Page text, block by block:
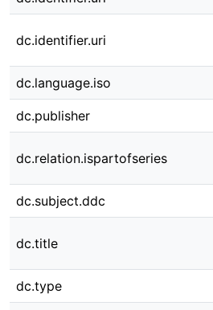
dc.identifier.uri
dc.language.iso
dc.publisher
dc.relation.ispartofseries
dc.subject.ddc
dc.title
dc.type